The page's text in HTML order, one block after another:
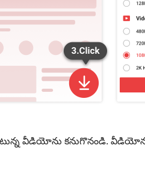
వీడియోను కనుగొనండి.